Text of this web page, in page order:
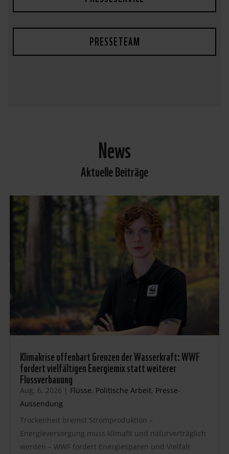
PRESSETEAM
News
Aktuelle Beiträge
Klimakrise offenbart Grenzen der Wasserkraft: WWF
fordert vielfältigen Energiemix statt weiterer
Flussverbauung
Aug. 6, 2026 | Flüsse, Politische Arbeit, Presse-
Aussendung
Trockenheit bremst Stromproduktion –
Energieversorgung muss klimafit und naturverträglich
werden – WWF fordert Energiesparen und Vielfalt